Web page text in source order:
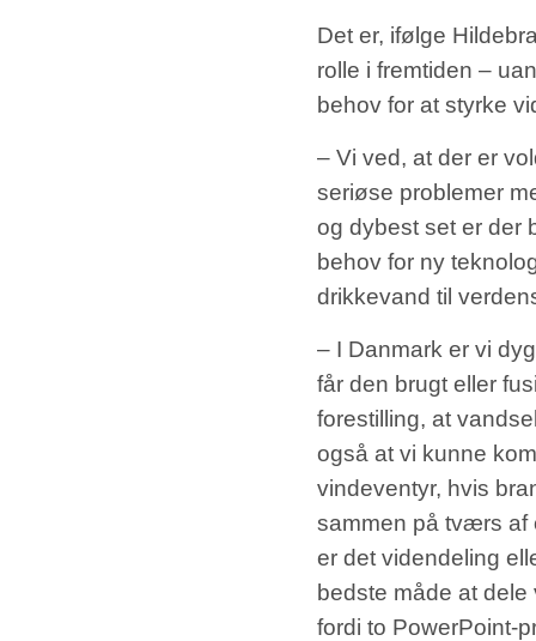
Det er, ifølge
rolle i fremtiden –
behov for at styrke
– Vi ved, at der er
seriøse problemer
og dybest set er der
behov for ny
drikkevand til
– I Danmark er vi
får den brugt eller
forestilling, at
også at vi kunne
vindeventyr, hvis
sammen på tværs af
er det videndeling
bedste måde at
fordi to PowerPoint-